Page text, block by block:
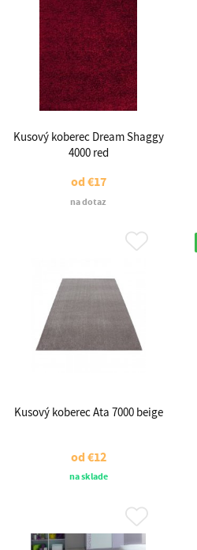
Kusový koberec Dream Shaggy
4000 red
od€17
na dotaz
Kusový koberec Ata 7000 beige
od€12
na sklade